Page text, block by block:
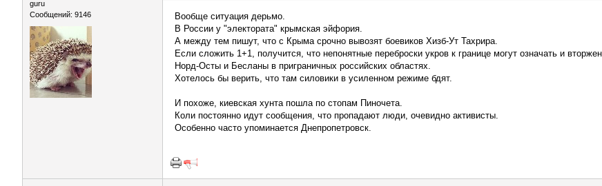
guru
Сообщений: 9146
Вообще ситуация дерьмо.
В России у "электората" крымская эйфория.
А между тем пишут, что с Крыма срочно вывозят боевиков Хизб-Ут Тахрира.
Если сложить 1+1, получится, что непонятные переброски укров к границе могут означать и
Норд-Осты и Бесланы в приграничных российских областях.
Хотелось бы верить, что там силовики в усиленном режиме бдят.
И похоже, киевская хунта пошла по стопам Пиночета.
Коли постоянно идут сообщения, что пропадают люди, очевидно активисты.
Особенно часто упоминается Днепропетровск.